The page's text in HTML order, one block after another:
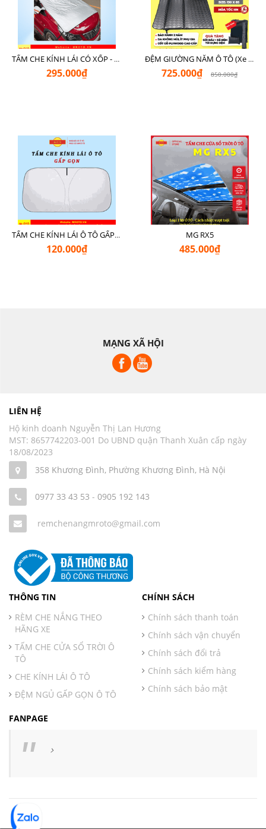
TẤM CHE KÍNH LÁI CÓ XỐP - LOẠI XỊN CHE NGOÀI MR Ô TÔ
295.000₫
ĐỆM GIƯỜNG NẰM Ô TÔ (Xe 7 Chỗ SUV + Pickup + Sedan C - D)
725.000₫ 850.000₫
TẤM CHE KÍNH LÁI Ô TÔ GẤP GỌN
120.000₫
MG RX5
485.000₫
MẠNG XÃ HỘI
LIÊN HỆ
Hộ kinh doanh Nguyễn Thị Lan Hương
MST: 8657742203-001 Do UBND quận Thanh Xuân cấp ngày
18/08/2023
358 Khương Đình, Phường Khương Đình, Hà Nội
0977 33 43 53 - 0905 192 143
remchenangmroto@gmail.com
THÔNG TIN
RÈM CHE NẮNG THEO
HÃNG XE
TẤM CHE CỬA SỔ TRỜI Ô
TÔ
CHE KÍNH LÁI Ô TÔ
ĐỆM NGỦ GẤP GỌN Ô TÔ
CHÍNH SÁCH
Chính sách thanh toán
Chính sách vận chuyển
Chính sách đổi trả
Chính sách kiểm hàng
Chính sách bảo mật
FANPAGE